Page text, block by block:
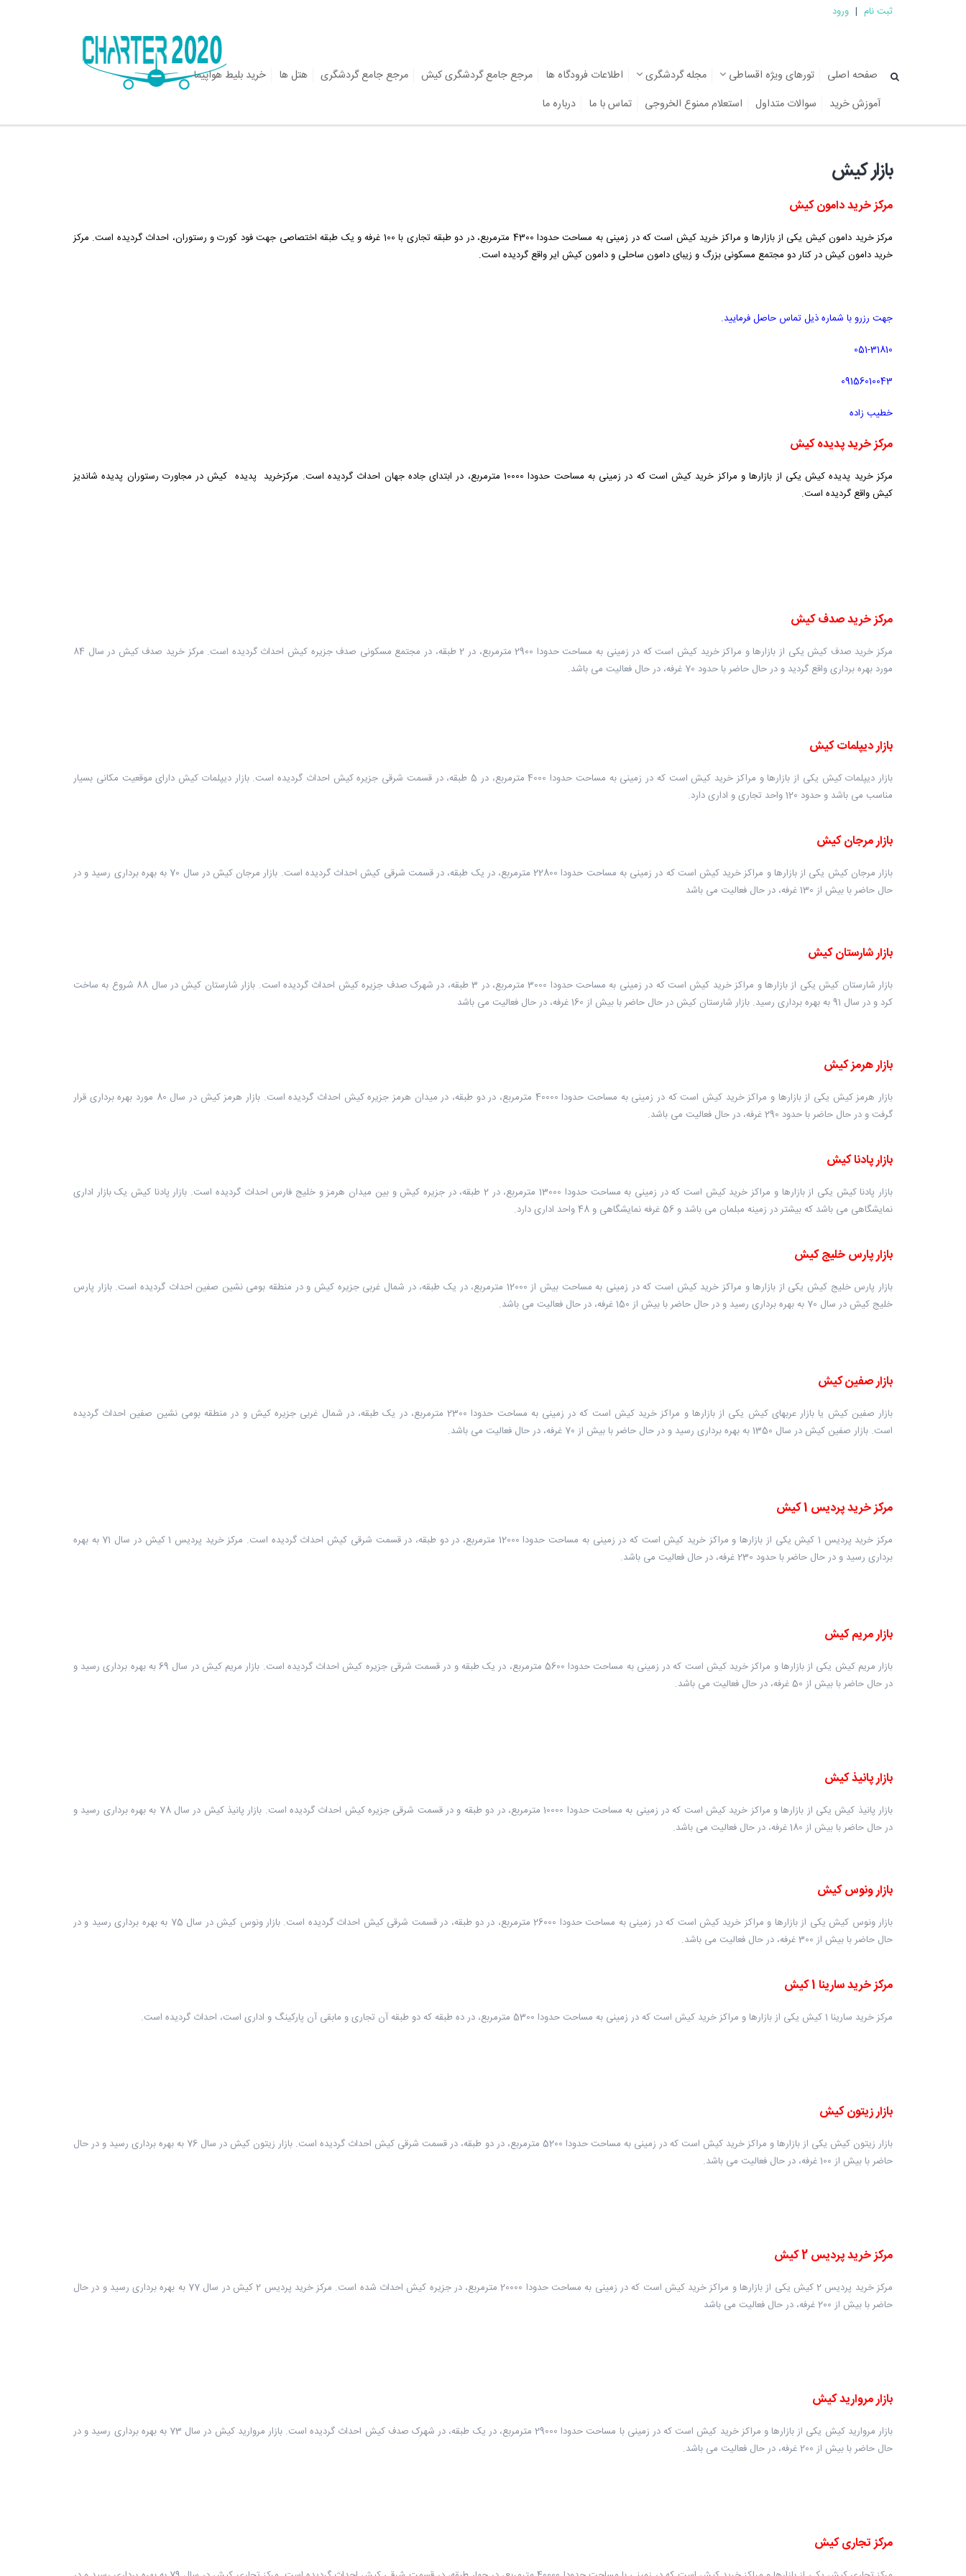
ثبت نام | ورود
صفحه اصلی تورهای ویژه اقساطی مجله گردشگری اطلاعات فرودگاه ها مرجع جامع گردشگری کیش مرجع جامع گردشگری هتل ها
خرید بلیط هواپیما
آموزش خرید
سوالات متداول استعلام ممنوع الخروجی تماس با ما درباره ما
بازار کیش
مرکز خرید دامون کیش
مرکز خرید دامون کیش یکی از بازارها و مراکز خرید کیش است که در زمینی به مساحت حدودا 4300 مترمربع، در دو طبقه تجاری با 100 غرفه و یک طبقه اختصاصی جهت فود کورت و رستوران، احداث گردیده است. مرکز
خرید دامون کیش در کنار دو مجتمع مسکونی بزرگ و زیبای دامون ساحلی و دامون کیش ایر واقع گردیده است.
جهت رزرو با شماره ذیل تماس حاصل فرمایید.
051-31810
09156010043
خطیب زاده
مرکز خرید پدیده کیش
مرکز خرید پدیده کیش یکی از بازارها و مراکز خرید کیش است که در زمینی به مساحت حدودا 10000 مترمربع، در ابتدای جاده جهان احداث گردیده است. مرکزخرید پدیده کیش در مجاورت رستوران پدیده شاندیز
کیش واقع گردیده است.
مرکز خرید صدف کیش
مرکز خرید صدف کیش یکی از بازارها و مراکز خرید کیش است که در زمینی به مساحت حدودا 2900 مترمربع، در 2 طبقه، در مجتمع مسکونی صدف جزیره کیش احداث گردیده است. مرکز خرید صدف کیش در سال 84
مورد بهره برداری واقع گردید و در حال حاضر با حدود 70 غرفه، در حال فعالیت می باشد.
بازار دیپلمات کیش
بازار دیپلمات کیش یکی از بازارها و مراکز خرید کیش است که در زمینی به مساحت حدودا 4000 مترمربع، در 5 طبقه، در قسمت شرقی جزیره کیش احداث گردیده است. بازار دیپلمات کیش دارای موقعیت مکانی بسیار
مناسب می باشد و حدود 120 واحد تجاری و اداری دارد.
بازار مرجان کیش
بازار مرجان کیش یکی از بازارها و مراکز خرید کیش است که در زمینی به مساحت حدودا 22800 مترمربع، در یک طبقه، در قسمت شرقی کیش احداث گردیده است. بازار مرجان کیش در سال 70 به بهره برداری رسید و در
حال حاضر با بیش از 130 غرفه، در حال فعالیت می باشد
بازار شارستان کیش
بازار شارستان کیش یکی از بازارها و مراکز خرید کیش است که در زمینی به مساحت حدودا 3000 مترمربع، در 3 طبقه، در شهرک صدف جزیره کیش احداث گردیده است. بازار شارستان کیش در سال 88 شروع به ساخت
کرد و در سال 91 به بهره برداری رسید. بازار شارستان کیش در حال حاضر با بیش از 160 غرفه، در حال فعالیت می باشد
بازار هرمز کیش
بازار هرمز کیش یکی از بازارها و مراکز خرید کیش است که در زمینی به مساحت حدودا 40000 مترمربع، در دو طبقه، در میدان هرمز جزیره کیش احداث گردیده است. بازار هرمز کیش در سال 80 مورد بهره برداری قرار
گرفت و در حال حاضر با حدود 290 غرفه، در حال فعالیت می باشد.
بازار پادنا کیش
بازار پادنا کیش یکی از بازارها و مراکز خرید کیش است که در زمینی به مساحت حدودا 13000 مترمربع، در 2 طبقه، در جزیره کیش و بین میدان هرمز و خلیج فارس احداث گردیده است. بازار پادنا کیش یک بازار اداری
نمایشگاهی می باشد که بیشتر در زمینه مبلمان می باشد و 56 غرفه نمایشگاهی و 48 واحد اداری دارد.
بازار پارس خلیج کیش
بازار پارس خلیج کیش یکی از بازارها و مراکز خرید کیش است که در زمینی به مساحت بیش از 12000 مترمربع، در یک طبقه، در شمال غربی جزیره کیش و در منطقه بومی نشین صفین احداث گردیده است. بازار پارس
خلیج کیش در سال 70 به بهره برداری رسید و در حال حاضر با بیش از 150 غرفه، در حال فعالیت می باشد.
بازار صفین کیش
بازار صفین کیش یا بازار عربهای کیش یکی از بازارها و مراکز خرید کیش است که در زمینی به مساحت حدودا 2300 مترمربع، در یک طبقه، در شمال غربی جزیره کیش و در منطقه بومی نشین صفین احداث گردیده
است. بازار صفین کیش در سال 1350 به بهره برداری رسید و در حال حاضر با بیش از 70 غرفه، در حال فعالیت می باشد.
مرکز خرید پردیس 1 کیش
مرکز خرید پردیس 1 کیش یکی از بازارها و مراکز خرید کیش است که در زمینی به مساحت حدودا 12000 مترمربع، در دو طبقه، در قسمت شرقی کیش احداث گردیده است. مرکز خرید پردیس 1 کیش در سال 71 به بهره
برداری رسید و در حال حاضر با حدود 230 غرفه، در حال فعالیت می باشد.
بازار مریم کیش
بازار مریم کیش یکی از بازارها و مراکز خرید کیش است که در زمینی به مساحت حدودا 5600 مترمربع، در یک طبقه و در قسمت شرقی جزیره کیش احداث گردیده است. بازار مریم کیش در سال 69 به بهره برداری رسید و
در حال حاضر با بیش از 50 غرفه، در حال فعالیت می باشد.
بازار پانیذ کیش
بازار پانیذ کیش یکی از بازارها و مراکز خرید کیش است که در زمینی به مساحت حدودا 10000 مترمربع، در دو طبقه و در قسمت شرقی جزیره کیش احداث گردیده است. بازار پانیذ کیش در سال 78 به بهره برداری رسید و
در حال حاضر با بیش از 180 غرفه، در حال فعالیت می باشد.
بازار ونوس کیش
بازار ونوس کیش یکی از بازارها و مراکز خرید کیش است که در زمینی به مساحت حدودا 26000 مترمربع، در دو طبقه، در قسمت شرقی کیش احداث گردیده است. بازار ونوس کیش در سال 75 به بهره برداری رسید و در
حال حاضر با بیش از 300 غرفه، در حال فعالیت می باشد.
مرکز خرید سارینا 1 کیش
مرکز خرید سارینا 1 کیش یکی از بازارها و مراکز خرید کیش است که در زمینی به مساحت حدودا 5300 مترمربع، در ده طبقه که دو طبقه آن تجاری و مابقی آن پارکینگ و اداری است، احداث گردیده است.
بازار زیتون کیش
بازار زیتون کیش یکی از بازارها و مراکز خرید کیش است که در زمینی به مساحت حدودا 5200 مترمربع، در دو طبقه، در قسمت شرقی کیش احداث گردیده است. بازار زیتون کیش در سال 76 به بهره برداری رسید و در حال
حاضر با بیش از 100 غرفه، در حال فعالیت می باشد.
مرکز خرید پردیس 2 کیش
مرکز خرید پردیس 2 کیش یکی از بازارها و مراکز خرید کیش است که در زمینی به مساحت حدودا 20000 مترمربع، در جزیره کیش احداث شده است. مرکز خرید پردیس 2 کیش در سال 77 به بهره برداری رسید و در حال
حاضر با بیش از 200 غرفه، در حال فعالیت می باشد
بازار مروارید کیش
بازار مروارید کیش یکی از بازارها و مراکز خرید کیش است که در زمینی با مساحت حدودا 29000 مترمربع، در یک طبقه، در شهرک صدف کیش احداث گردیده است. بازار مروارید کیش در سال 73 به بهره برداری رسید و در
حال حاضر با بیش از 200 غرفه، در حال فعالیت می باشد.
مرکز تجاری کیش